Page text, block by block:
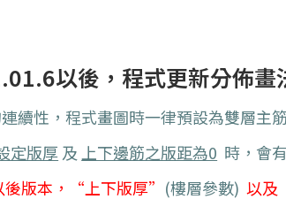
以後，程式更新分佈畫
續性，程式畫圖時一律預設為雙層主
定版厚及 上下邊筋之版距為0 時，會
後版本，“上下版厚” (樓層參數) 以及